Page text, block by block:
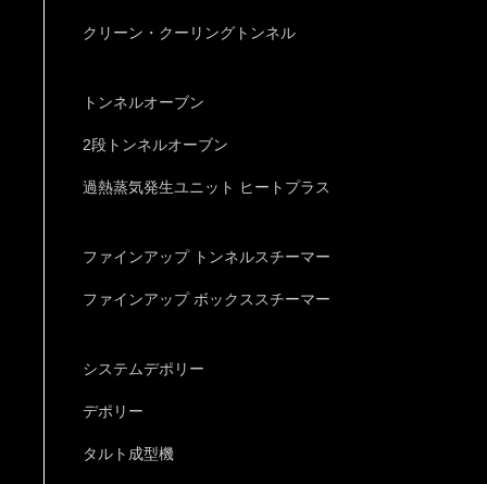
クリーン・クーリングトンネル
トンネルオーブン
2段トンネルオーブン
過熱蒸気発生ユニット ヒートプラス
ファインアップ トンネルスチーマー
ファインアップ ボックススチーマー
システムデポリー
デポリー
タルト成型機